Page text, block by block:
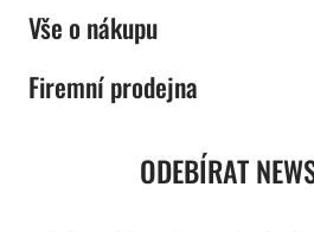
Vše o nákupu
Firemní prodejna
ODEBÍRAT